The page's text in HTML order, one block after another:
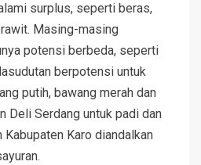
surplus, seperti beras,
Masing-masing
potensi berbeda, seperti
berpotensi untuk
putih, bawang merah dan
Deli Serdang untuk padi dan
Karo diandalkan